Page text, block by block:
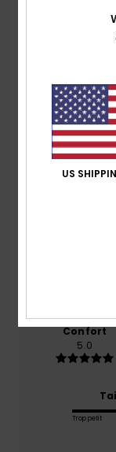
Traçabilité du
Livraison &
Avis clients
Confort
5.0
Trop petit
US